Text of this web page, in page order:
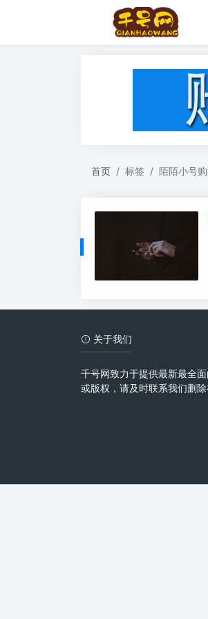
首页 标签 陌陌小号
关于我们
千号网致力于提供最新最全
或版权，请及时联系我们删除